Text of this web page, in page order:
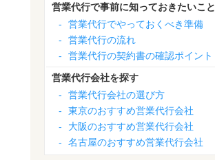
営業代行で事前に知っておきたいこと
-
営業代行でやっておくべき準備
-
営業代行の流れ
-
営業代行の契約書の確認ポイント
営業代行会社を探す
-
営業代行会社の選び方
-
東京のおすすめ営業代行会社
-
大阪のおすすめ営業代行会社
-
名古屋のおすすめ営業代行会社